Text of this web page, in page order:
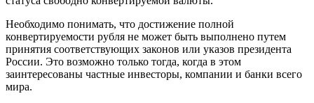
Необходимо понимать, что достижение полной
конвертируемости рубля не может быть выполнено путем
принятия соответствующих законов или указов президента
России. Это возможно только тогда, когда в этом
заинтересованы частные инвесторы, компании и банки всего
мира.